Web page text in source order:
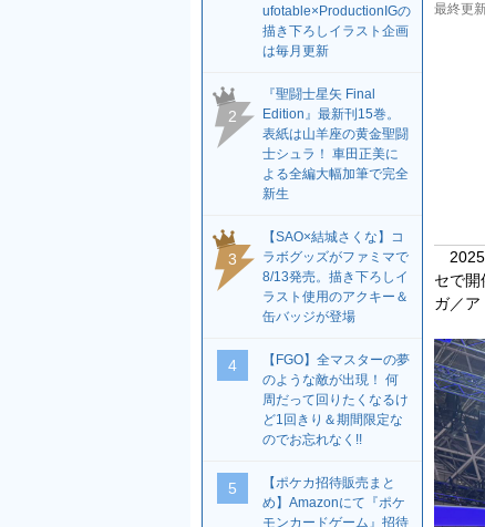
最終更
2025
セで開
ガ／ア
ufotable×ProductionIGの
描き下ろしイラスト企画
は毎月更新
2
『聖闘士星矢 Final
Edition』最新刊15巻。
表紙は山羊座の黄金聖闘
士シュラ！ 車田正美に
よる全編大幅加筆で完全
新生
3
【SAO×結城さくな】コ
ラボグッズがファミマで
8/13発売。描き下ろしイ
ラスト使用のアクキー＆
缶バッジが登場
4
【FGO】全マスターの夢
のような敵が出現！ 何
周だって回りたくなるけ
ど1回きり＆期間限定な
のでお忘れなく!!
5
【ポケカ招待販売まと
め】Amazonにて『ポケ
モンカードゲーム』招待